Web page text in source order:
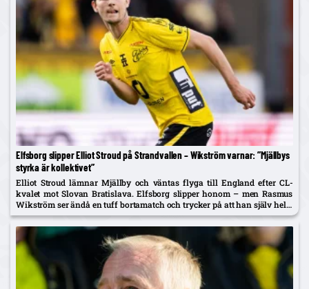
Elfsborg slipper Elliot Stroud på Strandvallen – Wikström varnar: ”Mjällbys
styrka är kollektivet”
Elliot Stroud lämnar Mjällby och väntas flyga till England efter CL-
kvalet mot Slovan Bratislava. Elfsborg slipper honom – men Rasmus
Wikström ser ändå en tuff bortamatch och trycker på att han själv helst
spelar mittback.